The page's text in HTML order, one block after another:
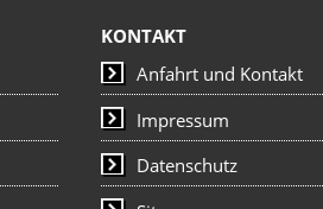
KONTAKT
Anfahrt und Kontakt
Impressum
Datenschutz